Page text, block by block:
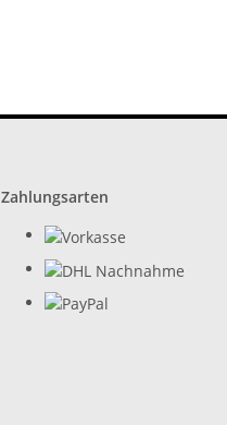
Zahlungsarten